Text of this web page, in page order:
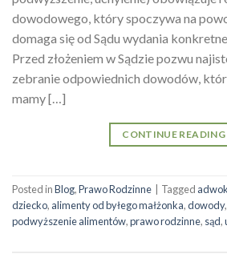
dowodowego, który spoczywa na
domaga się od Sądu wydania
Przed złożeniem w Sądzie pozwu
zebranie odpowiednich dowodów,
mamy […]
CONTINUE READING
Posted inBlog,Prawo Rodzinne Tagged
dziecko, alimenty od byłego małżonka,dowody,
podwyższenie alimentów,prawo rodzinne, sąd,